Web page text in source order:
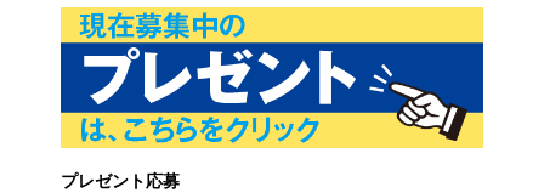
プレゼント応募